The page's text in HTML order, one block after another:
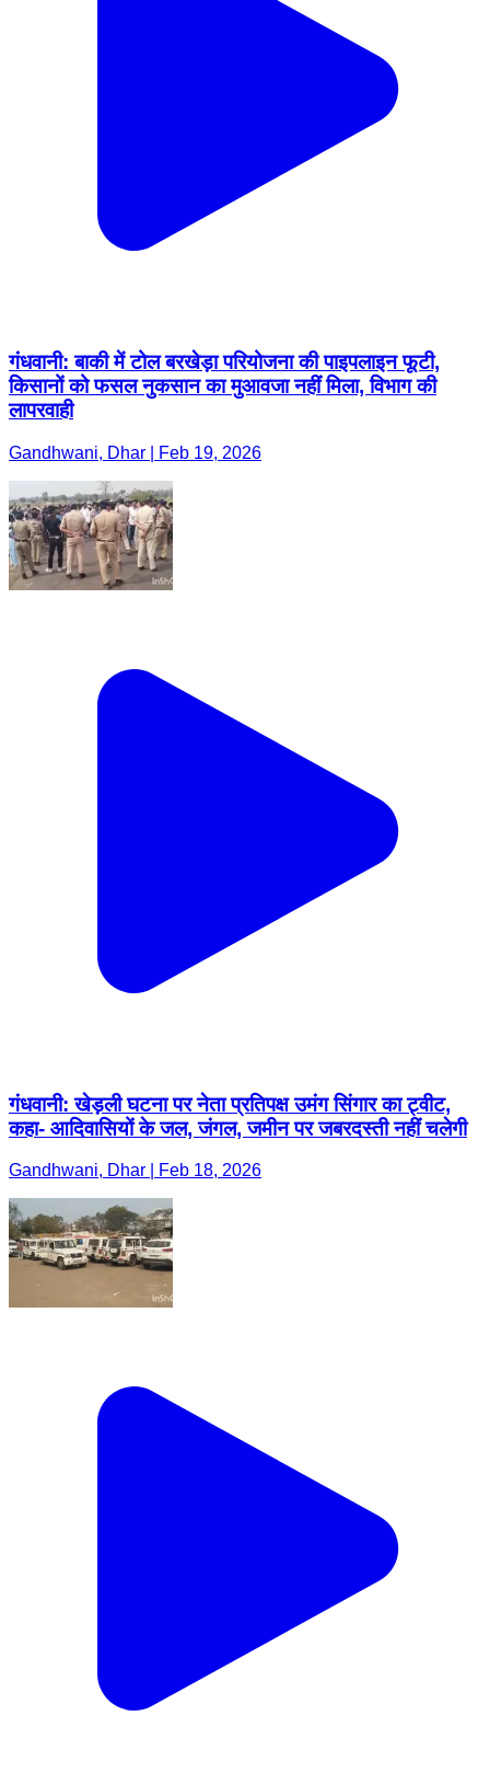
गंधवानी: बाकी में टोल बरखेड़ा परियोजना की पाइपलाइन फूटी,
किसानों को फसल नुकसान का मुआवजा नहीं मिला, विभाग की
लापरवाही
Gandhwani, Dhar | Feb 19, 2026
गंधवानी: खेड़ली घटना पर नेता प्रतिपक्ष उमंग सिंगार का ट्वीट,
कहा- आदिवासियों के जल, जंगल, जमीन पर जबरदस्ती नहीं चलेगी
Gandhwani, Dhar | Feb 18, 2026